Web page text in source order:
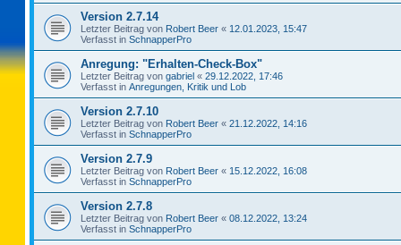
Version 2.7.14
Letzter Beitrag von Robert Beer « 12.01.2023, 15:47
Verfasst in SchnapperPro
Anregung: "Erhalten-Check-Box"
Letzter Beitrag von gabriel « 29.12.2022, 17:46
Verfasst in Anregungen, Kritik und Lob
Version 2.7.10
Letzter Beitrag von Robert Beer « 21.12.2022, 14:16
Verfasst in SchnapperPro
Version 2.7.9
Letzter Beitrag von Robert Beer « 15.12.2022, 16:08
Verfasst in SchnapperPro
Version 2.7.8
Letzter Beitrag von Robert Beer « 08.12.2022, 13:24
Verfasst in SchnapperPro